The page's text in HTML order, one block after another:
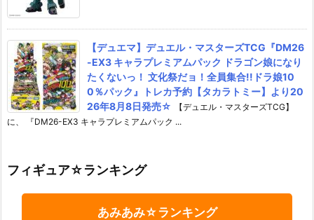
【デュエマ】デュエル・マスターズTCG『DM26
-EX3 キャラプレミアムパック ドラゴン娘になり
たくないっ！ 文化祭だョ！全員集合!!ドラ娘10
0％パック』トレカ予約【タカラトミー】より20
26年8月8日発売☆
【デュエル・マスターズTCG】
に、 『DM26-EX3 キャラプレミアムパック ...
フィギュア☆ランキング
あみあみ☆ランキング